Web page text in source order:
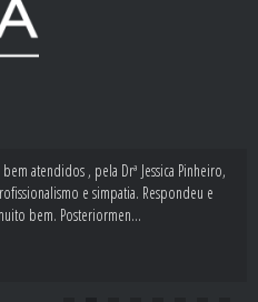
atendidos , pela Drª Jessica Pinheiro,
e simpatia. Respondeu e
bem. Posteriormen...